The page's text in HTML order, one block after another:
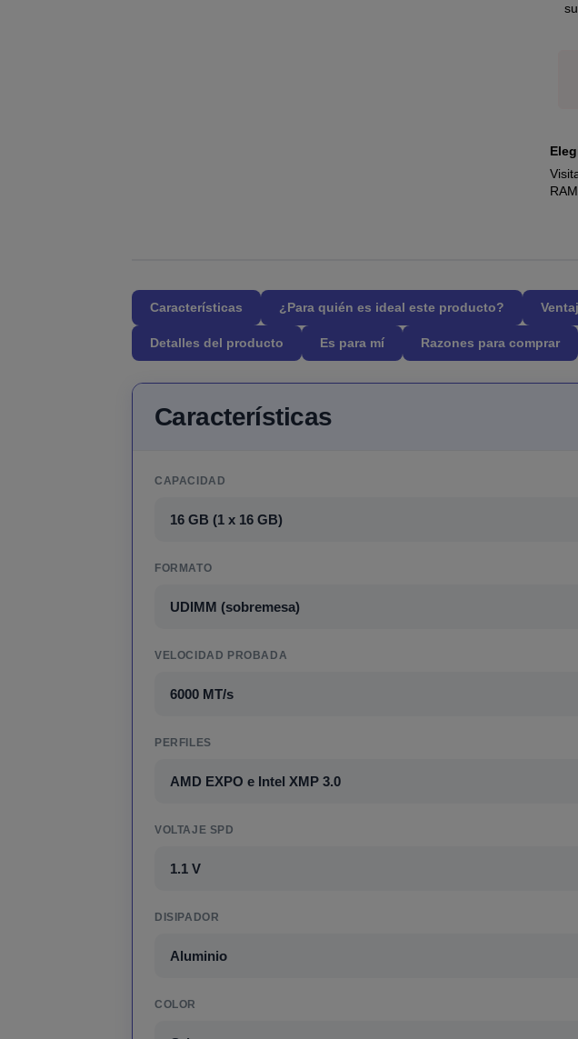
Características ¿Para quién es ideal este producto?
Detalles del producto Es para mí Razones para comprar
Características
CAPACIDAD
16 GB (1 x 16 GB)
FORMATO
UDIMM (sobremesa)
VELOCIDAD PROBADA
6000 MT/s
PERFILES
AMD EXPO e Intel XMP 3.0
VOLTAJE SPD
1.1 V
DISIPADOR
Aluminio
COLOR